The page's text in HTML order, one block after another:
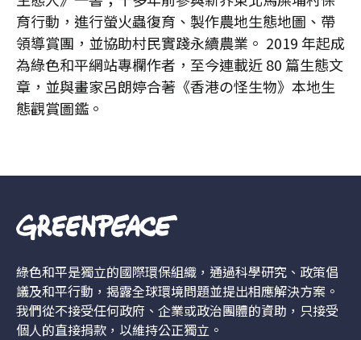
育行動，進行螢火蟲復育、製作農地生態地圖、帶
領導賞團，並協助村民實踐永續農業。 2019 年起成
為綠色和平網站專欄作者，至今連載近 80 篇生態文
章，並與畫家呂朗婷合著《香港の怪生物》本地生
態觀賞圖鑑。
綠色和平是獨立的國際環保組織，通過科學研究、政策倡
議及和平行動，揭露全球環境問題並提出相應解決方案。
我們從不接受任何政府、企業或政治團體的資助，只接受
個人的直接捐款，以維持公正獨立。